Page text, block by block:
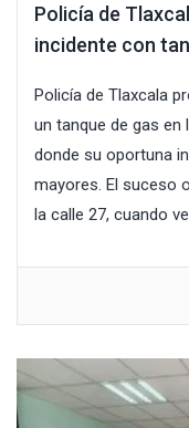
Policía de
incidente con
Policía de Tlaxcala
un tanque de gas
donde su oportuna
mayores. El suceso
la calle 27, cuando